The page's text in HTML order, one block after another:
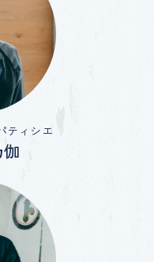
ティシエ